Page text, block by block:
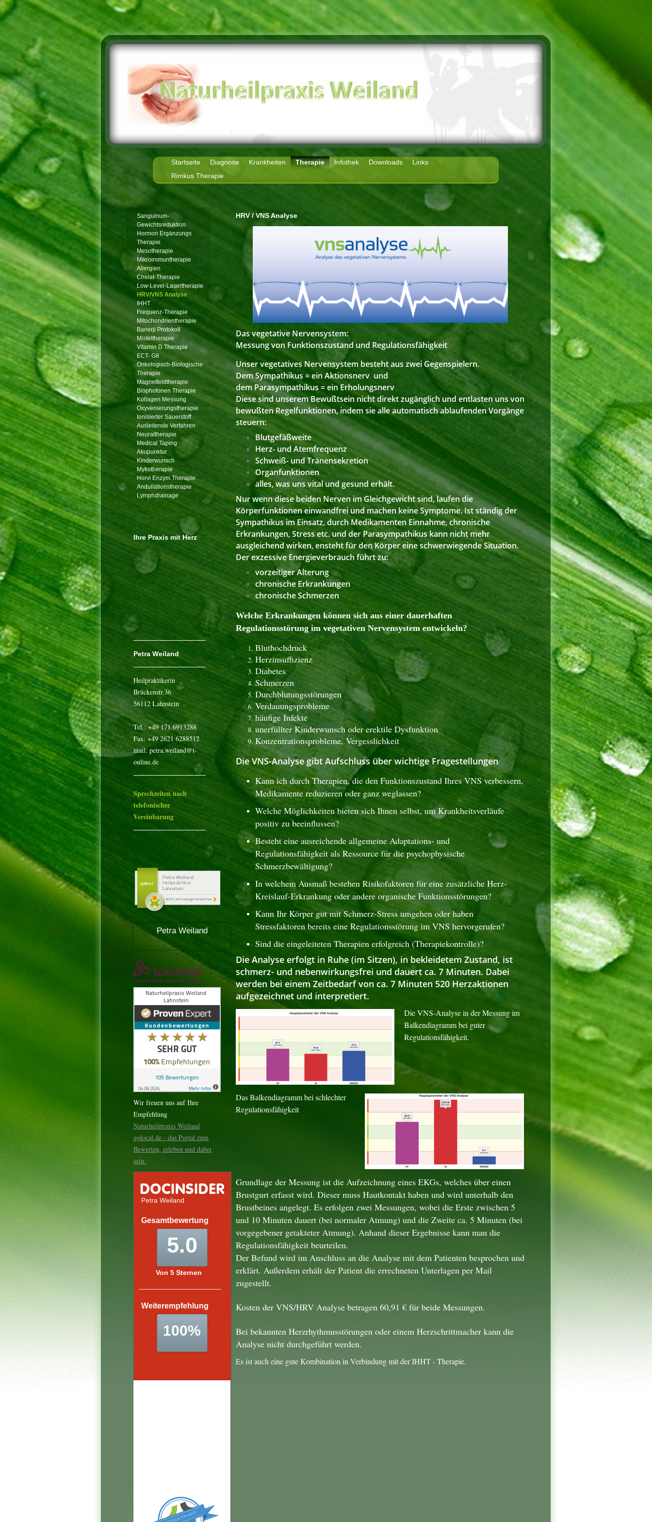
Startseite Diagnose Krankheiten Therapie Infothek Downloads
Links
Rimkus Therapie
HRV / VNS Analyse
Das vegetative Nervensystem:
Messung von Funktionszustand und Regulationsfähigkeit
Unser vegetatives Nervensystem besteht aus zwei Gegenspielern.
Dem Sympathikus = ein Aktionsnerv und
dem Parasympathikus = ein Erholungsnerv
Diese sind unserem Bewußtsein nicht direkt zugänglich und entlasten uns von
bewußten Regelfunktionen, indem sie alle automatisch ablaufenden Vorgänge
steuern:
Blutgefäßweite
Herz- und Atemfrequenz
Schweiß- und Tränensekretion
Organfunktionen
alles, was uns vital und gesund erhält.
​Nur wenn diese beiden Nerven im Gleichgewicht sind, laufen die
Körperfunktionen einwandfrei und machen keine Symptome. Ist ständig der
Sympathikus im Einsatz, durch Medikamenten Einnahme, chronische
Erkrankungen, Stress etc. und der Parasympathikus kann nicht mehr
ausgleichend wirken, ensteht für den Körper eine schwerwiegende Situation.
Der exzessive Energieverbrauch führt zu:
vorzeitiger Alterung
chronische Erkrankungen
chronische Schmerzen
Welche Erkrankungen können sich aus einer dauerhaften
Regulationsstörung im vegetativen Nervensystem entwickeln?
Bluthochdruck
Herzinsuffizienz
Diabetes
Schmerzen
Durchblutungsstörungen
Verdauungsprobleme
häufige Infekte
unerfüllter Kinderwunsch oder erektile Dysfunktion
Konzentrationsprobleme, Vergesslichkeit
Die VNS-Analyse gibt Aufschluss über wichtige Fragestellungen
Kann ich durch Therapien, die den Funktionszustand Ihres VNS verbessern,
Medikamente reduzieren oder ganz weglassen?
Welche Möglichkeiten bieten sich Ihnen selbst, um Krankheitsverläufe
positiv zu beeinflussen?
Besteht eine ausreichende allgemeine Adaptations- und
Regulationsfähigkeit als Ressource für die psychophysische
Schmerzbewältigung?
In welchem Ausmaß bestehen Risikofaktoren für eine zusätzliche Herz-
Kreislauf-Erkrankung oder andere organische Funktionsstörungen?
Kann Ihr Körper gut mit Schmerz-Stress umgehen oder haben
Stressfaktoren bereits eine Regulationsstörung im VNS hervorgerufen?
Sind die eingeleiteten Therapien erfolgreich (Therapiekontrolle)?
Die Analyse erfolgt in Ruhe (im Sitzen), in bekleidetem Zustand, ist
schmerz- und nebenwirkungsfrei und dauert ca. 7 Minuten. Dabei
werden bei einem Zeitbedarf von ca. 7 Minuten 520 Herzaktionen
aufgezeichnet und interpretiert.
Die VNS-Analyse in der Messung im
Balkendiagramm bei guter
Regulationsfähigkeit.
Das Balkendiagramm bei schlechter
Regulationsfähigkeit
Grundlage der Messung ist die Aufzeichnung eines EKGs, welches über einen
Brustgurt erfasst wird. Dieser muss Hautkontakt haben und wird unterhalb den
Brustbeines angelegt. Es erfolgen zwei Messungen, wobei die Erste zwischen 5
und 10 Minuten dauert (bei normaler Atmung) und die Zweite ca. 5 Minuten (bei
vorgegebener getakteter Atmung). Anhand dieser Ergebnisse kann man die
Regulationsfähigkeit beurteilen.
Der Befund wird im Anschluss an die Analyse mit dem Patienten besprochen und
erklärt. Außerdem erhält der Patient die errechneten Unterlagen per Mail
zugestellt.
Kosten der VNS/HRV Analyse betragen 60,91 € für beide Messungen.
Bei bekannten Herzrhythmusstörungen oder einem Herzschrittmacher kann die
Analyse nicht durchgeführt werden.
Es ist auch eine gute Kombination in Verbindung mit der IHHT - Therapie.
Sanguinum-
Gewichtsreduktion
Hormon Ergänzungs
Therapie
Mesotherapie
Mikroimmuntherapie
Allergien
Chelat-Therapie
Low-Level-Lasertherapie
HRV/VNS Analyse
IHHT
Frequenz-Therapie
Mitochondrientherapie
Banerji Protokoll
Misteltherapie
Vitamin D Therapie
ECT- G8
Onkologisch-Biologische
Therapie
Magnetfeldtherapie
Biophotonen Therapie
Kollagen Messung
Oxyvenierungstherapie
Ionisierter Sauerstoff
Ausleitende Verfahren
Neuraltherapie
Medical Taping
Akupunktur
Kinderwunsch
Mykotherapie
Horvi Enzym Therapie
Andullationstherapie
Lymphdrainage
Ihre Praxis mit Herz
Petra Weiland
Heilpraktikerin
Brückenstr.36
56112 Lahnstein
Tel.: +49 171 6913288
Fax: +49 2621 6288512
mail: petra.weiland@t-
online.de
Sprechzeiten nach
telefonischer
Vereinbarung
Petra Weiland
Wir freuen uns auf Ihre
Empfehlung
Naturheilpraxis Weiland
golocal.de - das Portal zum
Bewerten, erleben und dabei
sein.